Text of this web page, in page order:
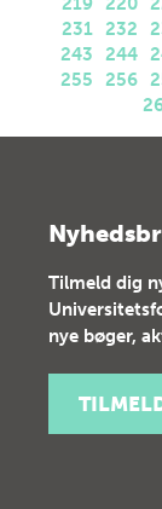
231 232
243
244
255
256
Tilmeld dig
nye bøger,